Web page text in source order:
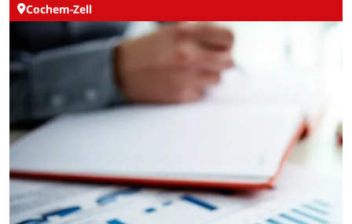
Cochem-Zell